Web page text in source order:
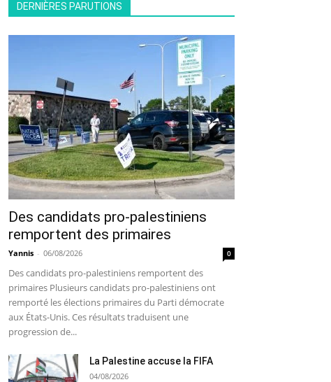
DERNIÈRES PARUTIONS
Des candidats pro-palestiniens
remportent des primaires
Yannis - 06/08/2026 0
Des candidats pro-palestiniens remportent des
primaires Plusieurs candidats pro-palestiniens ont
remporté les élections primaires du Parti démocrate
aux États-Unis. Ces résultats traduisent une
progression de...
La Palestine accuse la FIFA
04/08/2026